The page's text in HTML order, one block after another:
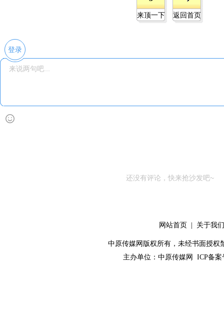
来顶一下 返回首页
登录
还没有评论，快来抢沙发吧~
网站首页 关于我们
中原传媒网版权所有，未经书面授权
主办单位： 中原传媒网 ICP备案